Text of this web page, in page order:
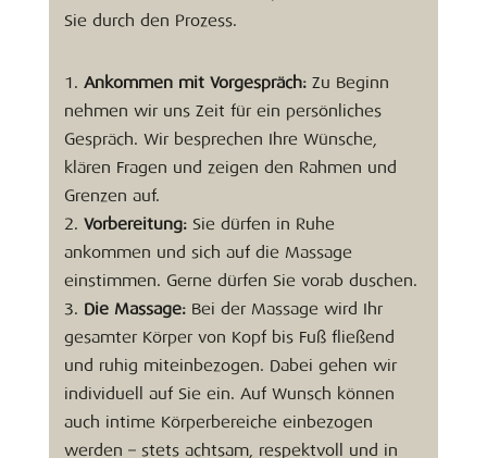
Sie durch den Prozess.
Ankommen mit Vorgespräch: Zu Beginn
nehmen wir uns Zeit für ein persönliches
Gespräch. Wir besprechen Ihre Wünsche,
klären Fragen und zeigen den Rahmen und
Grenzen auf.
Vorbereitung:Sie dürfen in Ruhe
ankommen und sich auf die Massage
einstimmen. Gerne dürfen Sie vorab duschen.
Die Massage: Bei der Massage wird Ihr
gesamter Körper von Kopf bis Fuß fließend
und ruhig miteinbezogen. Dabei gehen wir
individuell auf Sie ein. Auf Wunsch können
auch intime Körperbereiche einbezogen
werden – stets achtsam, respektvoll und in